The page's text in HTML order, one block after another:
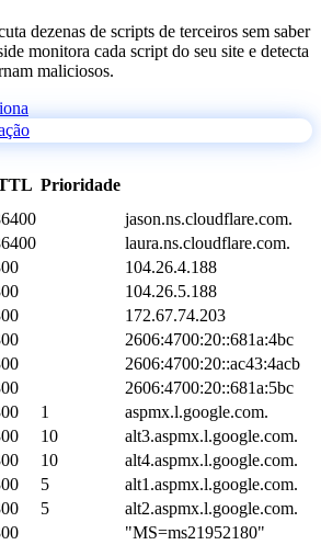
dezenas de scripts de terceiros sem saber
monitora cada script do seu site e detecta
maliciosos.
Prioridade
jason.ns.cloudflare.com.
laura.ns.cloudflare.com.
104.26.4.188
104.26.5.188
172.67.74.203
2606:4700:20::681a:4bc
2606:4700:20::ac43:4acb
2606:4700:20::681a:5bc
1
aspmx.l.google.com.
10
alt3.aspmx.l.google.com.
10
alt4.aspmx.l.google.com.
5
alt1.aspmx.l.google.com.
5
alt2.aspmx.l.google.com.
"MS=ms21952180"